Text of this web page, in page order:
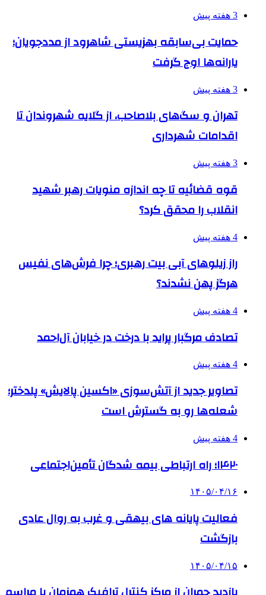
3 هفته پیش
حمایت بی‌سابقه بهزیستی شاهرود از مددجویان؛
یارانه‌ها اوج گرفت
3 هفته پیش
تهران و سگ‌های بلاصاحب، از گلایه شهروندان تا
اقدامات شهرداری
3 هفته پیش
قوه قضائیه تا چه اندازه منویات رهبر شهید
انقلاب را محقق کرد؟
4 هفته پیش
راز زیلوهای آبی بیت رهبری؛ چرا فرش‌های نفیس
هرگز پهن نشدند؟
4 هفته پیش
تصادف مرگبار پراید با درخت در خیابان آل‌احمد
4 هفته پیش
تصاویر جدید از آتش‌سوزی «اکسین پالایش» پلدختر؛
شعله‌ها رو به گسترش است
4 هفته پیش
۱۴۲۰؛ راه ارتباطی بیمه شدگان تأمین‌اجتماعی
۱۴۰۵/۰۴/۱۶
فعالیت پایانه های بیهقی و غرب به روال عادی
بازگشت
۱۴۰۵/۰۴/۱۵